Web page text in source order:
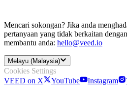
Mencari sokongan? Jika anda
pertanyaan yang tidak berkaitan
membantu anda: hello@veed.io
Melayu (Malaysia)
Cookies Settings
VEED on X
YouTube Instagram